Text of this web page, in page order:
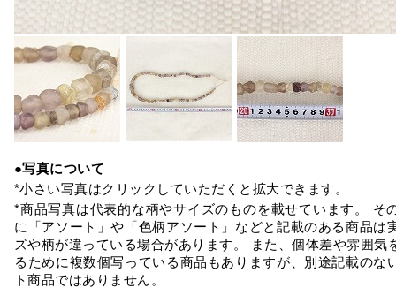
●写真について
*小さい写真はクリックしていただくと拡大できます。
*商品写真は代表的な柄やサイズのものを載せています。 そ
に「アソート」や「色柄アソート」などと記載のある商品は
ズや柄が違っている場合があります。 また、個体差や雰囲気
るために複数個写っている商品もありますが、別途記載のな
ト商品ではありません。